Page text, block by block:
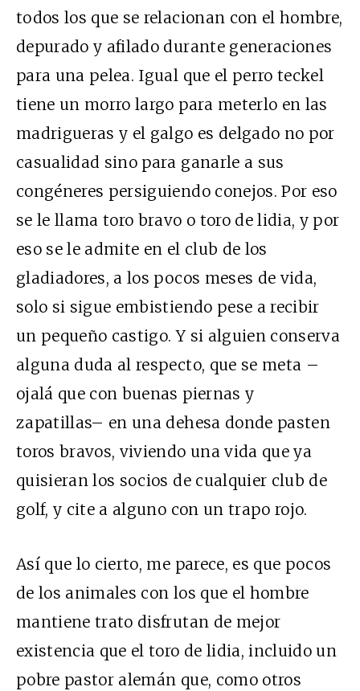
todos los que se relacionan con el hombre,
depurado y afilado durante generaciones
para una pelea. Igual que el perro teckel
tiene un morro largo para meterlo en las
madrigueras y el galgo es delgado no por
casualidad sino para ganarle a sus
congéneres persiguiendo conejos. Por eso
se le llama toro bravo o toro de lidia, y por
eso se le admite en el club de los
gladiadores, a los pocos meses de vida,
solo si sigue embistiendo pese a recibir
un pequeño castigo. Y si alguien conserva
alguna duda al respecto, que se meta –
ojalá que con buenas piernas y
zapatillas– en una dehesa donde pasten
toros bravos, viviendo una vida que ya
quisieran los socios de cualquier club de
golf, y cite a alguno con un trapo rojo.
Así que lo cierto, me parece, es que pocos
de los animales con los que el hombre
mantiene trato disfrutan de mejor
existencia que el toro de lidia, incluido un
pobre pastor alemán que, como otros